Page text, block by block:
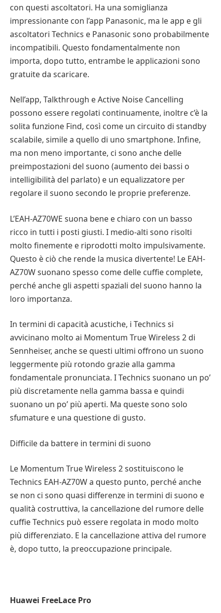
con questi ascoltatori. Ha una somiglianza
impressionante con l’app Panasonic, ma le app e gli
ascoltatori Technics e Panasonic sono probabilmente
incompatibili. Questo fondamentalmente non
importa, dopo tutto, entrambe le applicazioni sono
gratuite da scaricare.
Nell’app, Talkthrough e Active Noise Cancelling
possono essere regolati continuamente, inoltre c’è la
solita funzione Find, così come un circuito di standby
scalabile, simile a quello di uno smartphone. Infine,
ma non meno importante, ci sono anche delle
preimpostazioni del suono (aumento dei bassi o
intelligibilità del parlato) e un equalizzatore per
regolare il suono secondo le proprie preferenze.
L’EAH-AZ70WE suona bene e chiaro con un basso
ricco in tutti i posti giusti. I medio-alti sono risolti
molto finemente e riprodotti molto impulsivamente.
Questo è ciò che rende la musica divertente! Le EAH-
AZ70W suonano spesso come delle cuffie complete,
perché anche gli aspetti spaziali del suono hanno la
loro importanza.
In termini di capacità acustiche, i Technics si
avvicinano molto ai Momentum True Wireless 2 di
Sennheiser, anche se questi ultimi offrono un suono
leggermente più rotondo grazie alla gamma
fondamentale pronunciata. I Technics suonano un po’
più discretamente nella gamma bassa e quindi
suonano un po’ più aperti. Ma queste sono solo
sfumature e una questione di gusto.
Difficile da battere in termini di suono
Le Momentum True Wireless 2 sostituiscono le
Technics EAH-AZ70W a questo punto, perché anche
se non ci sono quasi differenze in termini di suono e
qualità costruttiva, la cancellazione del rumore delle
cuffie Technics può essere regolata in modo molto
più differenziato. E la cancellazione attiva del rumore
è, dopo tutto, la preoccupazione principale.
Huawei FreeLace Pro